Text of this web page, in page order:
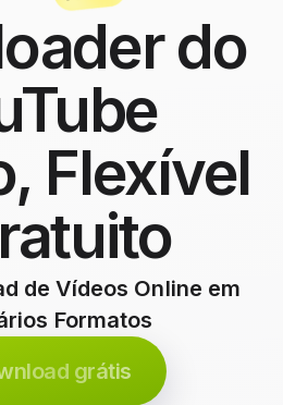
do
Flexível
de Vídeos Online em
Formatos
grátis